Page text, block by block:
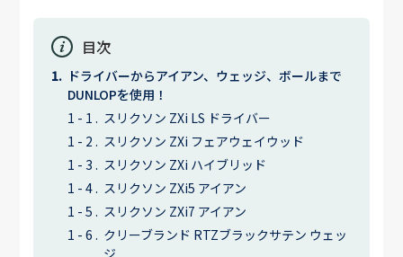
目次
ドライバーからアイアン、ウェッジ、ボールまで
DUNLOPを使用！
スリクソン ZXi LS ドライバー
スリクソン ZXi フェアウェイウッド
スリクソン ZXi ハイブリッド
スリクソン ZXi5 アイアン
スリクソン ZXi7 アイアン
クリーブランド RTZブラックサテン ウェッ
ジ